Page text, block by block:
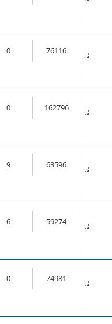
0 76116
0 162796
9 63596
6 59274
0 74981